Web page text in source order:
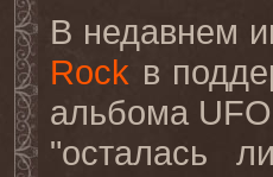
В недавнем
Rock в
альбома UFO
"осталась